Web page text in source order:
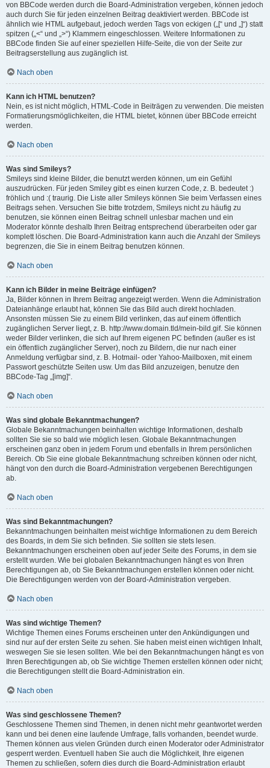
von BBCode werden durch die Board-Administration vergeben, können jedoch
auch durch Sie für jeden einzelnen Beitrag deaktiviert werden. BBCode ist
ähnlich wie HTML aufgebaut, jedoch werden Tags von eckigen („[“ und „]“) statt
spitzen („<“ und „>“) Klammern eingeschlossen. Weitere Informationen zu
BBCode finden Sie auf einer speziellen Hilfe-Seite, die von der Seite zur
Beitragserstellung aus zugänglich ist.
Nach oben
Kann ich HTML benutzen?
Nein, es ist nicht möglich, HTML-Code in Beiträgen zu verwenden. Die meisten
Formatierungsmöglichkeiten, die HTML bietet, können über BBCode erreicht
werden.
Nach oben
Was sind Smileys?
Smileys sind kleine Bilder, die benutzt werden können, um ein Gefühl
auszudrücken. Für jeden Smiley gibt es einen kurzen Code, z. B. bedeutet :)
fröhlich und :( traurig. Die Liste aller Smileys können Sie beim Verfassen eines
Beitrags sehen. Versuchen Sie bitte trotzdem, Smileys nicht zu häufig zu
benutzen, sie können einen Beitrag schnell unlesbar machen und ein
Moderator könnte deshalb Ihren Beitrag entsprechend überarbeiten oder gar
komplett löschen. Die Board-Administration kann auch die Anzahl der Smileys
begrenzen, die Sie in einem Beitrag benutzen können.
Nach oben
Kann ich Bilder in meine Beiträge einfügen?
Ja, Bilder können in Ihrem Beitrag angezeigt werden. Wenn die Administration
Dateianhänge erlaubt hat, können Sie das Bild auch direkt hochladen.
Ansonsten müssen Sie zu einem Bild verlinken, das auf einem öffentlich
zugänglichen Server liegt, z. B. http://www.domain.tld/mein-bild.gif. Sie können
weder Bilder verlinken, die sich auf Ihrem eigenen PC befinden (außer es ist
ein öffentlich zugänglicher Server), noch zu Bildern, die nur nach einer
Anmeldung verfügbar sind, z. B. Hotmail- oder Yahoo-Mailboxen, mit einem
Passwort geschützte Seiten usw. Um das Bild anzuzeigen, benutze den
BBCode-Tag „[img]“.
Nach oben
Was sind globale Bekanntmachungen?
Globale Bekanntmachungen beinhalten wichtige Informationen, deshalb
sollten Sie sie so bald wie möglich lesen. Globale Bekanntmachungen
erscheinen ganz oben in jedem Forum und ebenfalls in Ihrem persönlichen
Bereich. Ob Sie eine globale Bekanntmachung schreiben können oder nicht,
hängt von den durch die Board-Administration vergebenen Berechtigungen
ab.
Nach oben
Was sind Bekanntmachungen?
Bekanntmachungen beinhalten meist wichtige Informationen zu dem Bereich
des Boards, in dem Sie sich befinden. Sie sollten sie stets lesen.
Bekanntmachungen erscheinen oben auf jeder Seite des Forums, in dem sie
erstellt wurden. Wie bei globalen Bekanntmachungen hängt es von Ihren
Berechtigungen ab, ob Sie Bekanntmachungen erstellen können oder nicht.
Die Berechtigungen werden von der Board-Administration vergeben.
Nach oben
Was sind wichtige Themen?
Wichtige Themen eines Forums erscheinen unter den Ankündigungen und
sind nur auf der ersten Seite zu sehen. Sie haben meist einen wichtigen Inhalt,
weswegen Sie sie lesen sollten. Wie bei den Bekanntmachungen hängt es von
Ihren Berechtigungen ab, ob Sie wichtige Themen erstellen können oder nicht;
die Berechtigungen stellt die Board-Administration ein.
Nach oben
Was sind geschlossene Themen?
Geschlossene Themen sind Themen, in denen nicht mehr geantwortet werden
kann und bei denen eine laufende Umfrage, falls vorhanden, beendet wurde.
Themen können aus vielen Gründen durch einen Moderator oder Administrator
gesperrt werden. Eventuell haben Sie auch die Möglichkeit, Ihre eigenen
Themen zu schließen, sofern dies durch die Board-Administration erlaubt